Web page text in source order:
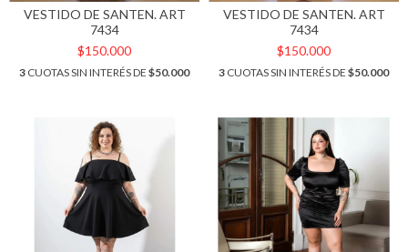
VESTIDO DE SANTEN. ART
7434
$150.000
3 CUOTAS SIN INTERÉS DE $50.000
VESTIDO DE SANTEN. ART
7434
$150.000
3 CUOTAS SIN INTERÉS DE $50.000